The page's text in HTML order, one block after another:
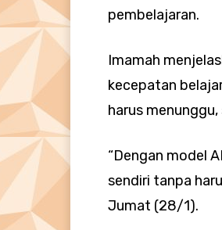
pembelajaran.
Imamah
kecepatan
harus
“Dengan model
sendiri tanpa
Jumat (28/1).